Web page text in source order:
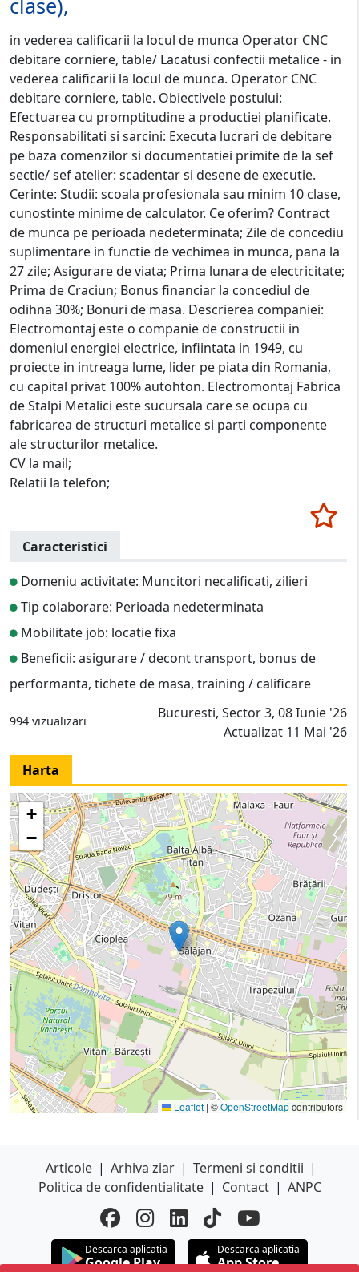
clase),
in vederea calificarii la locul de munca Operator CNC
debitare corniere, table/ Lacatusi confectii metalice - in
vederea calificarii la locul de munca. Operator CNC
debitare corniere, table. Obiectivele postului:
Efectuarea cu promptitudine a productiei planificate.
Responsabilitati si sarcini: Executa lucrari de debitare
pe baza comenzilor si documentatiei primite de la sef
sectie/ sef atelier: scadentar si desene de executie.
Cerinte: Studii: scoala profesionala sau minim 10 clase,
cunostinte minime de calculator. Ce oferim? Contract
de munca pe perioada nedeterminata; Zile de concediu
suplimentare in functie de vechimea in munca, pana la
27 zile; Asigurare de viata; Prima lunara de electricitate;
Prima de Craciun; Bonus financiar la concediul de
odihna 30%; Bonuri de masa. Descrierea companiei:
Electromontaj este o companie de constructii in
domeniul energiei electrice, infiintata in 1949, cu
proiecte in intreaga lume, lider pe piata din Romania,
cu capital privat 100% autohton. Electromontaj Fabrica
de Stalpi Metalici este sucursala care se ocupa cu
fabricarea de structuri metalice si parti componente
ale structurilor metalice.
CV la mail;
Relatii la telefon;
Caracteristici
Domeniu activitate: Muncitori necalificati, zilieri
Tip colaborare: Perioada nedeterminata
Mobilitate job: locatie fixa
Beneficii: asigurare / decont transport, bonus de
performanta, tichete de masa, training / calificare
994 vizualizari
Bucuresti, Sector 3, 08 Iunie '26
Actualizat 11 Mai '26
Harta
+
−
Leaflet | ©OpenStreetMapcontributors
Articole | Arhiva ziar | Termeni si conditii |
Politica de confidentialitate | Contact | ANPC
Descarca aplicatia
Google Play
Descarca aplicatia
App Store